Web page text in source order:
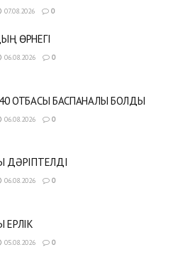
07.08.2026 0
ӨРНЕГІ
06.08.2026 0
ОТБАСЫ БАСПАНАЛЫ БОЛДЫ
06.08.2026 0
ДӘРІПТЕЛДІ
06.08.2026 0
ЕРЛІК
05.08.2026 0